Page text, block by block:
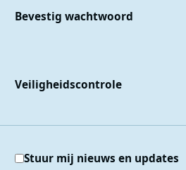
Bevestig wachtwoord
Veiligheidscontrole
Stuur mij nieuws en updates